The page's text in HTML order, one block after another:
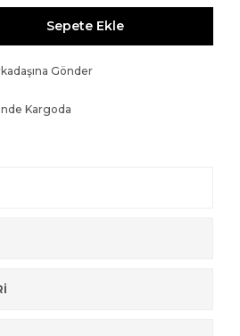
Sepete Ekle
Gönder
Kargoda